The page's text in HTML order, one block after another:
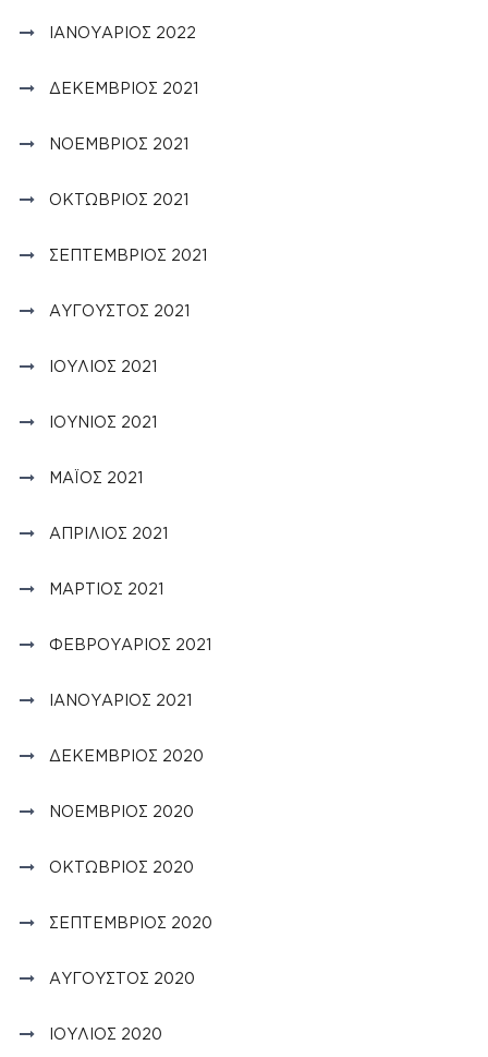
ΙΑΝΟΥΆΡΙΟΣ 2022
ΔΕΚΈΜΒΡΙΟΣ 2021
ΝΟΈΜΒΡΙΟΣ 2021
ΟΚΤΏΒΡΙΟΣ 2021
ΣΕΠΤΈΜΒΡΙΟΣ 2021
ΑΎΓΟΥΣΤΟΣ 2021
ΙΟΎΛΙΟΣ 2021
ΙΟΎΝΙΟΣ 2021
ΜΆΙΟΣ 2021
ΑΠΡΊΛΙΟΣ 2021
ΜΆΡΤΙΟΣ 2021
ΦΕΒΡΟΥΆΡΙΟΣ 2021
ΙΑΝΟΥΆΡΙΟΣ 2021
ΔΕΚΈΜΒΡΙΟΣ 2020
ΝΟΈΜΒΡΙΟΣ 2020
ΟΚΤΏΒΡΙΟΣ 2020
ΣΕΠΤΈΜΒΡΙΟΣ 2020
ΑΎΓΟΥΣΤΟΣ 2020
ΙΟΎΛΙΟΣ 2020